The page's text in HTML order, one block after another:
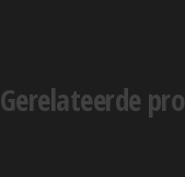
Gerelateerde